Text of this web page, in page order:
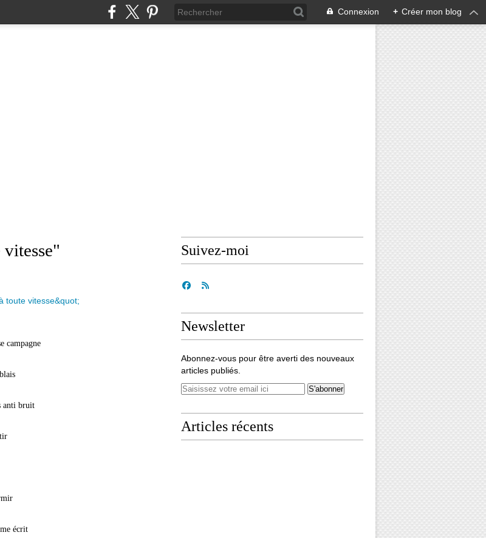
Connexion + Créer mon blog
campagne
anti bruit
écrit
Suivez-moi
Newsletter
Abonnez-vous pour être averti des nouveaux
articles publiés.
Articles récents